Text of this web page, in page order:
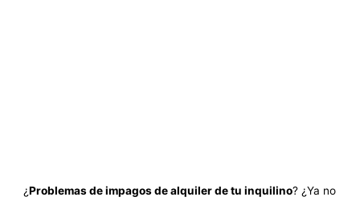
¿Problemas de impagos de alquiler de tu inquilino? ¿Ya no